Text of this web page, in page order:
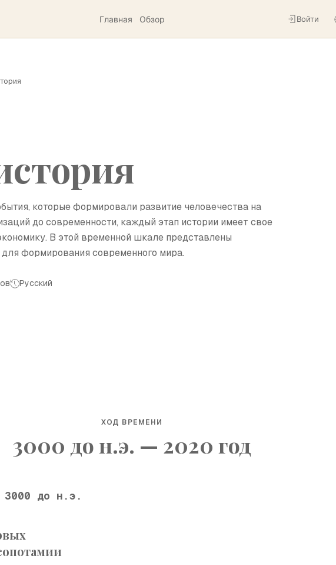
Главная Обзор Войти
которые формировали развитие человечества на
до современности, каждый этап истории имеет свое
В этой временной шкале представлены
формирования современного мира.
Русский
ХОД ВРЕМЕНИ
3000 до н.э. — 2020 год
3000 до н.э.